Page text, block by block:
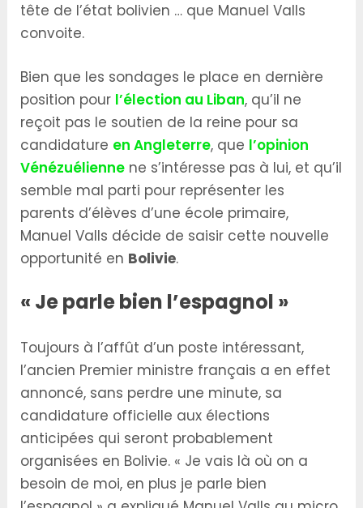
tête de l’état bolivien … que Manuel Valls
convoite.
Bien que les sondages le place en dernière
position pour l’élection au Liban, qu’il ne
reçoit pas le soutien de la reine pour sa
candidature en Angleterre, que l’opinion
Vénézuélienne ne s’intéresse pas à lui, et qu’il
semble mal parti pour représenter les
parents d’élèves d’une école primaire,
Manuel Valls décide de saisir cette nouvelle
opportunité en Bolivie.
« Je parle bien l’espagnol »
Toujours à l’affût d’un poste intéressant,
l’ancien Premier ministre français a en effet
annoncé, sans perdre une minute, sa
candidature officielle aux élections
anticipées qui seront probablement
organisées en Bolivie. « Je vais là où on a
besoin de moi, en plus je parle bien